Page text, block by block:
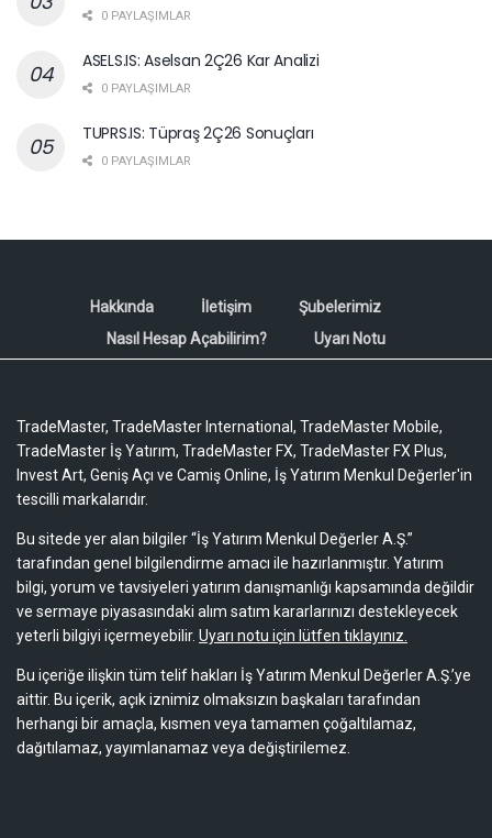
0 PAYLAŞIMLAR
ASELS.IS: Aselsan 2Ç26 Kar Analizi
0 PAYLAŞIMLAR
TUPRS.IS: Tüpraş 2Ç26 Sonuçları
0 PAYLAŞIMLAR
Hakkında İletişim
Şubelerimiz
Nasıl Hesap Açabilirim?
Uyarı Notu
TradeMaster, TradeMaster International, TradeMaster Mobile,
TradeMaster İş Yatırım, TradeMaster FX, TradeMaster FX Plus,
Invest Art, Geniş Açı ve Camiş Online, İş Yatırım Menkul Değerler'in
tescilli markalarıdır.
Bu sitede yer alan bilgiler “İş Yatırım Menkul Değerler A.Ş.”
tarafından genel bilgilendirme amacı ile hazırlanmıştır. Yatırım
bilgi, yorum ve tavsiyeleri yatırım danışmanlığı kapsamında değildir
ve sermaye piyasasındaki alım satım kararlarınızı destekleyecek
yeterli bilgiyi içermeyebilir. Uyarı notu için lütfen tıklayınız.
Bu içeriğe ilişkin tüm telif hakları İş Yatırım Menkul Değerler A.Ş.’ye
aittir. Bu içerik, açık iznimiz olmaksızın başkaları tarafından
herhangi bir amaçla, kısmen veya tamamen çoğaltılamaz,
dağıtılamaz, yayımlanamaz veya değiştirilemez.